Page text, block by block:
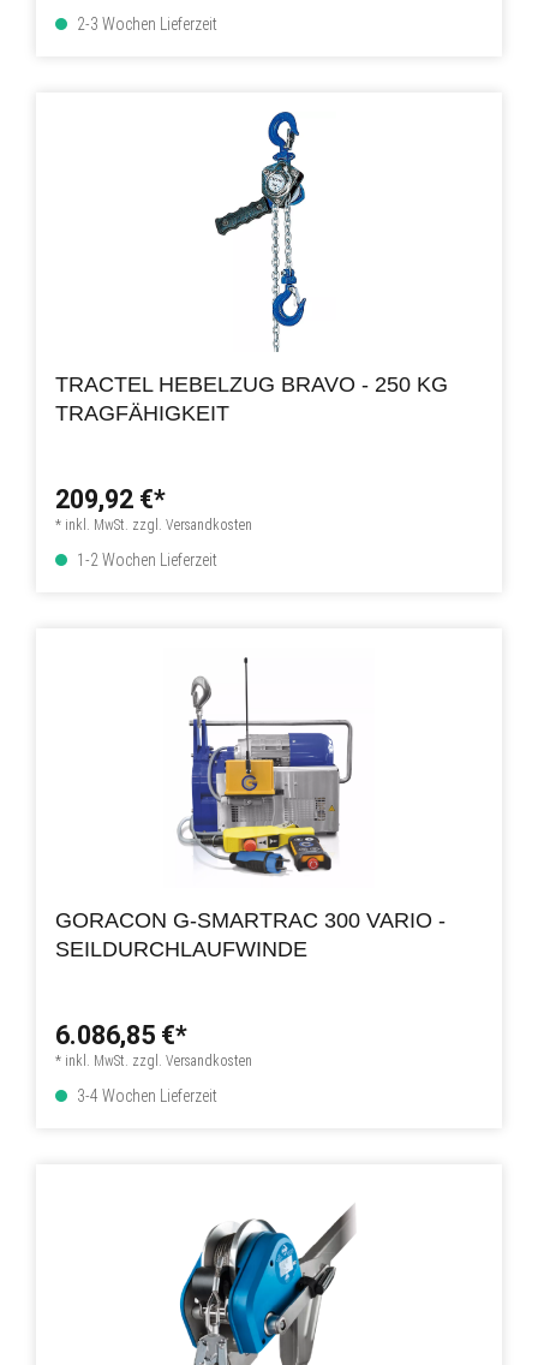
2-3 Wochen Lieferzeit
TRACTEL HEBELZUG BRAVO - 250 KG
TRAGFÄHIGKEIT
209,92 €*
* inkl. MwSt. zzgl. Versandkosten
1-2 Wochen Lieferzeit
GORACON G-SMARTRAC 300 VARIO -
SEILDURCHLAUFWINDE
6.086,85 €*
* inkl. MwSt. zzgl. Versandkosten
3-4 Wochen Lieferzeit